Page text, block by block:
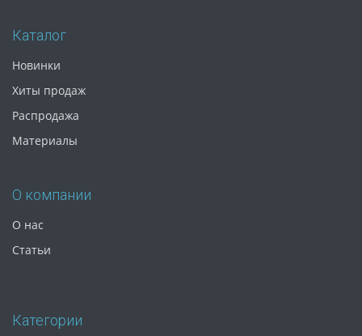
Каталог
Новинки
Хиты продаж
Распродажа
Материалы
О компании
О нас
Статьи
Категории